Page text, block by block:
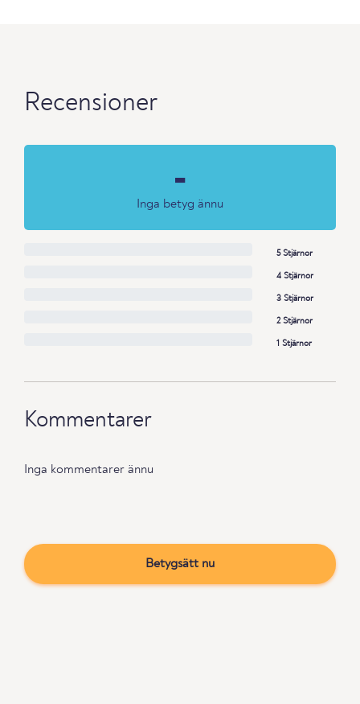
Recensioner
-
Inga betyg ännu
5 Stjärnor
4 Stjärnor
3 Stjärnor
2 Stjärnor
1 Stjärnor
Kommentarer
Inga kommentarer ännu
Betygsätt nu